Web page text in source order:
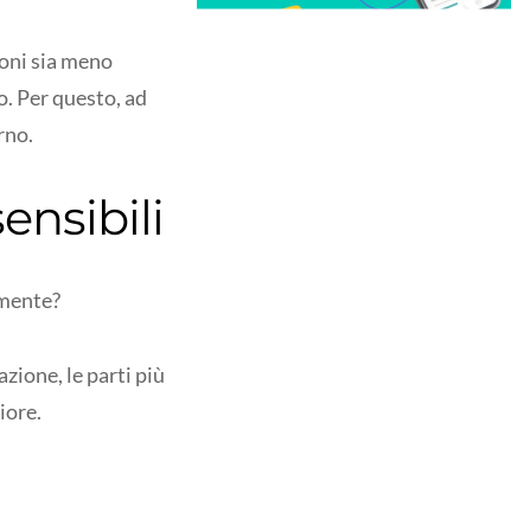
sia meno
Per questo, ad
le parti più